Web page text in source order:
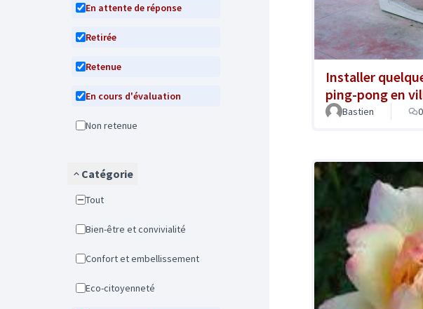
En attente de réponse
Retirée
Retenue
En cours d'évaluation
Non retenue
Catégorie
Tout
Bien-être et convivialité
Confort et embellissement
Eco-citoyenneté
Installer
ping-pong en
Bastien 0